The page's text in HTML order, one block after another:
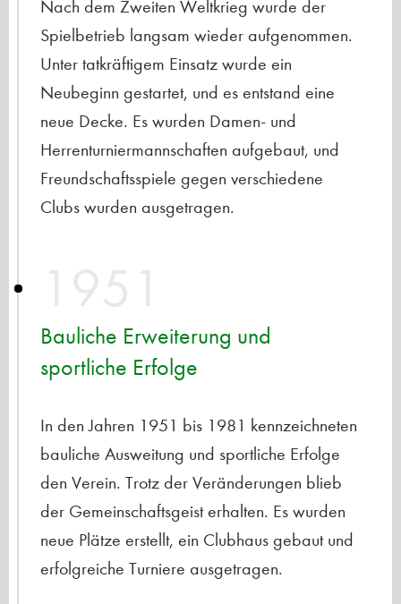
Nach dem Zweiten Weltkrieg wurde der
Spielbetrieb langsam wieder aufgenommen.
Unter tatkräftigem Einsatz wurde ein
Neubeginn gestartet, und es entstand eine
neue Decke. Es wurden Damen- und
Herrenturniermannschaften aufgebaut, und
Freundschaftsspiele gegen verschiedene
Clubs wurden ausgetragen.
Bauliche Erweiterung und
sportliche Erfolge
In den Jahren 1951 bis 1981 kennzeichneten
bauliche Ausweitung und sportliche Erfolge
den Verein. Trotz der Veränderungen blieb
der Gemeinschaftsgeist erhalten. Es wurden
neue Plätze erstellt, ein Clubhaus gebaut und
erfolgreiche Turniere ausgetragen.